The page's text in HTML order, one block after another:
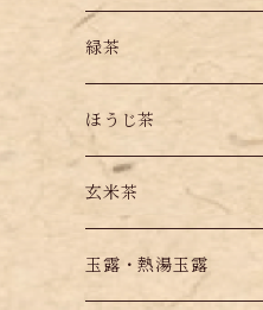
緑茶
ほうじ茶
玄米茶
玉露・熱湯玉露